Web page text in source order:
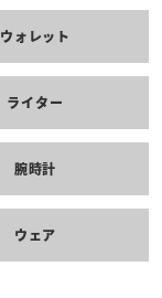
ウォレット
ライター
腕時計
ウェア